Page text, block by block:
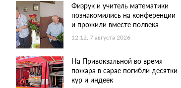
Физрук и учитель математики
познакомились на конференции
и прожили вместе полвека
12:12, 7 августа 2026
На Привокзальной во время
пожара в сарае погибли десятки
кур и индеек